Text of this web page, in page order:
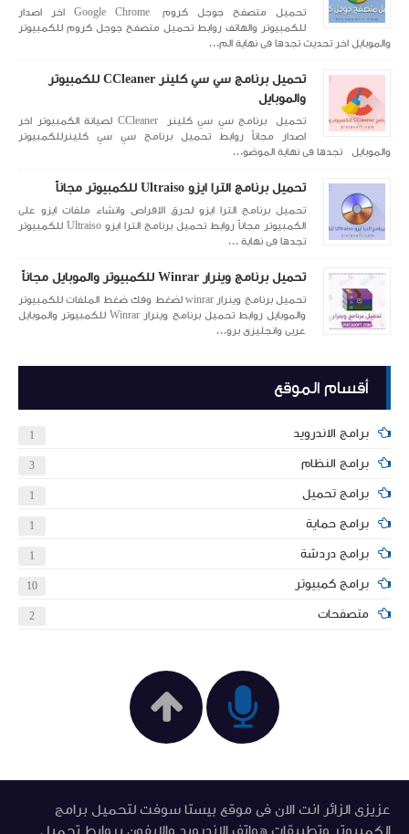
تحميل متصفح جوجل كروم Google Chrome اخر اصدار
للكمبيوتر والهاتف روابط تحميل متصفح جوجل كروم للكمبيوتر
والموبايل اخر تحديث تجدها فى نهاية الم...
تحميل برنامج سي سي كلينر CCleaner للكمبيوتر
والموبايل
تحميل برنامج سي سي كلينر CCleaner لصيانة الكمبيوتر اخر
اصدار مجاناً روابط تحميل برنامج سي سي كلينرللكمبيوتر
والموبايل تجدها فى نهاية الموضو...
تحميل برنامج الترا ايزو Ultraiso للكمبيوتر مجاناً
تحميل برنامج الترا ايزو لحرق الاقراص وانشاء ملفات ايزو على
الكمبيوتر مجاناً روابط تحميل برنامج الترا ايزو Ultraiso للكمبيوتر
تجدها فى نهاية ...
تحميل برنامج وينرار Winrar للكمبيوتر والموبايل مجاناً
تحميل برنامج وينرار winrar لضغط وفك ضغط الملفات للكمبيوتر
والموبايل روابط تحميل برنامج وينرار Winrar للكمبيوتر والموبايل
عربى وانجليزى برو...
أقسام الموقع
برامج الاندرويد 1
برامج النظام 3
برامج تحميل 1
برامج حماية 1
برامج دردشة 1
برامج كمبيوتر 10
متصفحات 2
عزيزى الزائر انت الان فى موقع بيستا سوفت لتحميل برامج